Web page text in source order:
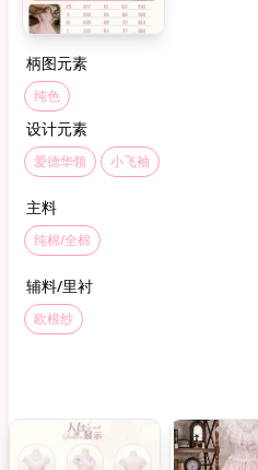
柄图元素
纯色
设计元素
爱德华领 小飞袖
主料
纯棉/全棉
辅料/里衬
欧根纱